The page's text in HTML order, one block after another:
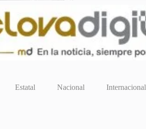
Estatal Nacional Internacional